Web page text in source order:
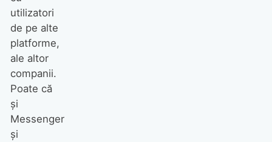
utilizatori
de pe alte
platforme,
ale altor
companii.
Poate că
și
Messenger
și